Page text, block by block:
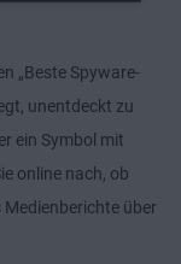
„Beste Spyware-
unentdeckt zu
ein Symbol mit
online nach, ob
über